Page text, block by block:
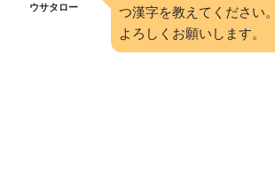
ウサタロー
つ漢字を教えてください。
よろしくお願いします。